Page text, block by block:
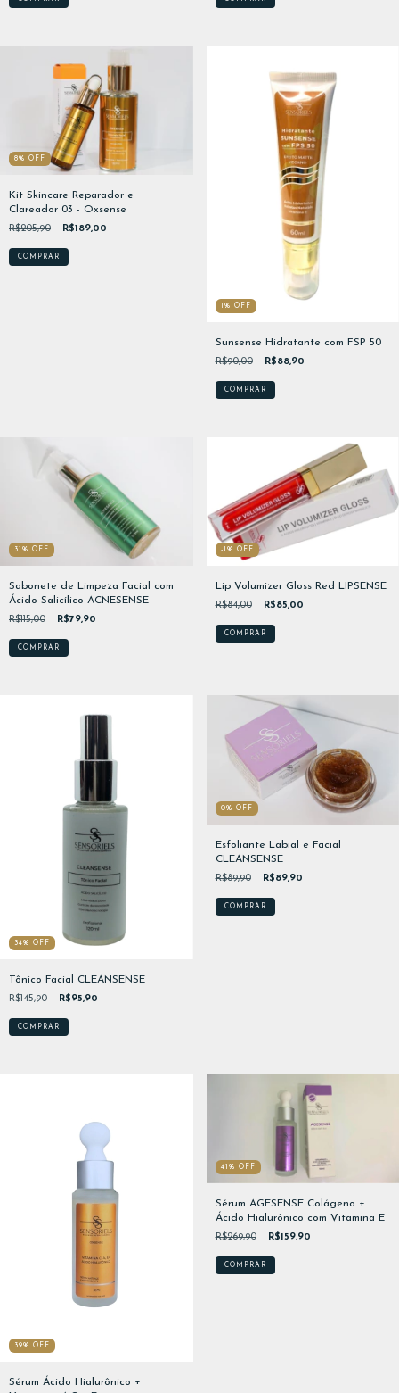
8% OFF
Kit Skincare Reparador e
Clareador 03 - Oxsense
R$205,90 R$189,00
% OFF
Sunsense Hidratante com FSP 50
R$90,00 R$88,90
31 % OFF
Sabonete de Limpeza Facial com
Ácido Salicílico ACNESENSE
R$115,00 R$79,90
-1 % OFF
Lip Volumizer Gloss Red LIPSENSE
R$84,00 R$85,00
34% OFF
Tônico Facial CLEANSENSE
R$145,90 R$95,90
0% OFF
Esfoliante Labial e Facial
CLEANSENSE
R$89,90 R$89,90
39% OFF
Sérum Ácido Hialurônico +
41 % OFF
Sérum AGESENSE Colágeno +
Ácido Hialurônico com Vitamina E
R$269,90 R$159,90